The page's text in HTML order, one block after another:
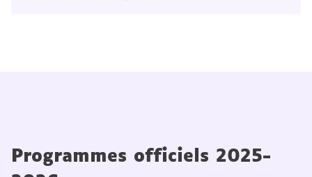
Programmes officiels 2025-